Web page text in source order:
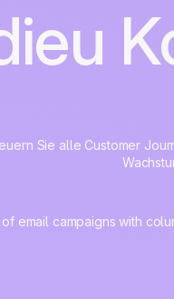
Sie alle Customer